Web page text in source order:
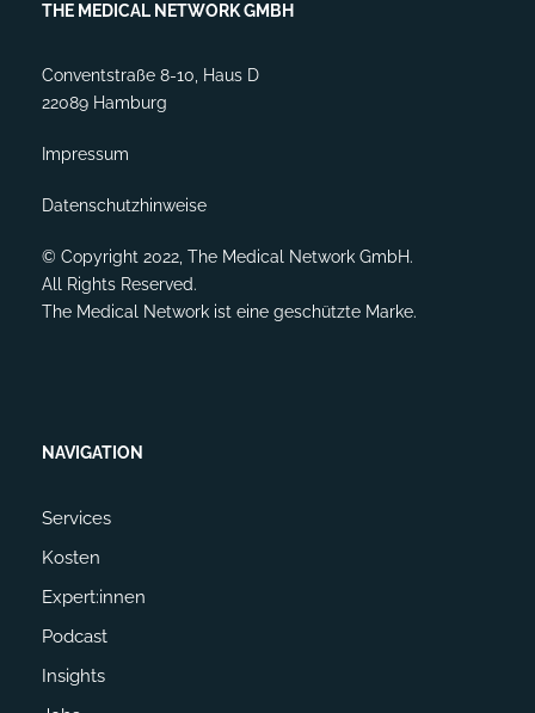
THE MEDICAL NETWORK GMBH
Conventstraße 8-10, Haus D
22089 Hamburg
Impressum
Datenschutzhinweise
© Copyright 2022, The Medical Network GmbH.
All Rights Reserved.
The Medical Network ist eine geschützte Marke.
NAVIGATION
Services
Kosten
Expert:innen
Podcast
Insights